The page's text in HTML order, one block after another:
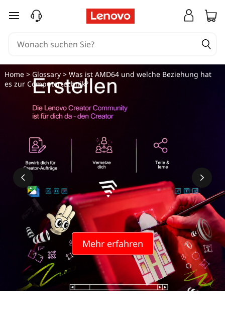
zum Hauptinhalt springen
Mehr erfahren
Home> Glossary> Was ist AMD64 und welche Beziehung hat
es zur Computertechnik?